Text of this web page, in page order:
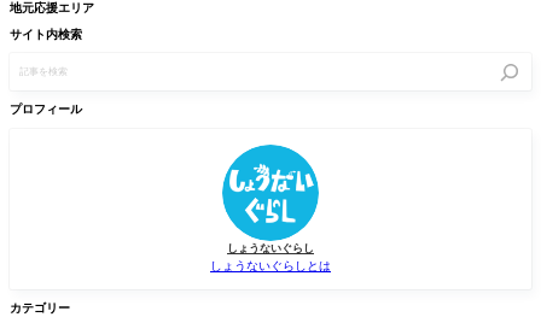
地元応援エリア
サイト内検索
検
プロフィール
しょうないぐらし
しょうないぐらしとは
カテゴリー